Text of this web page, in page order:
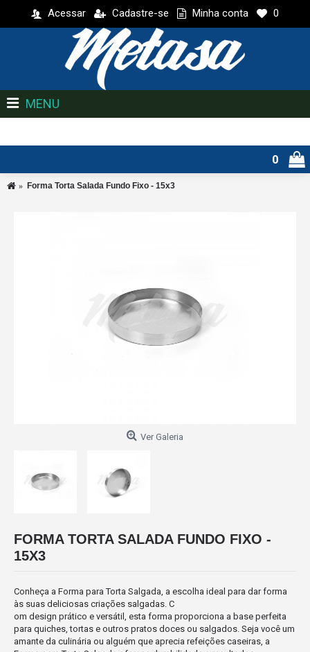
Acessar Cadastre-se Minha conta 0
MENU
0
Forma Torta Salada Fundo Fixo - 15x3
Ver Galeria
FORMA TORTA SALADA FUNDO FIXO -
15X3
Conheça a Forma para Torta Salgada, a escolha ideal para dar forma
às suas deliciosas criações salgadas. C
om design prático e versátil, esta forma proporciona a base perfeita
para quiches, tortas e outros pratos doces ou salgados. Seja você um
amante da culinária ou alguém que aprecia refeições caseiras, a